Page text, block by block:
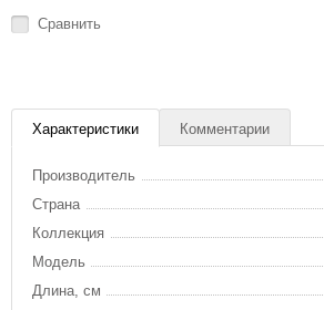
Сравнить
Характеристики Комментарии
Производитель
Страна
Коллекция
Модель
Длина, см